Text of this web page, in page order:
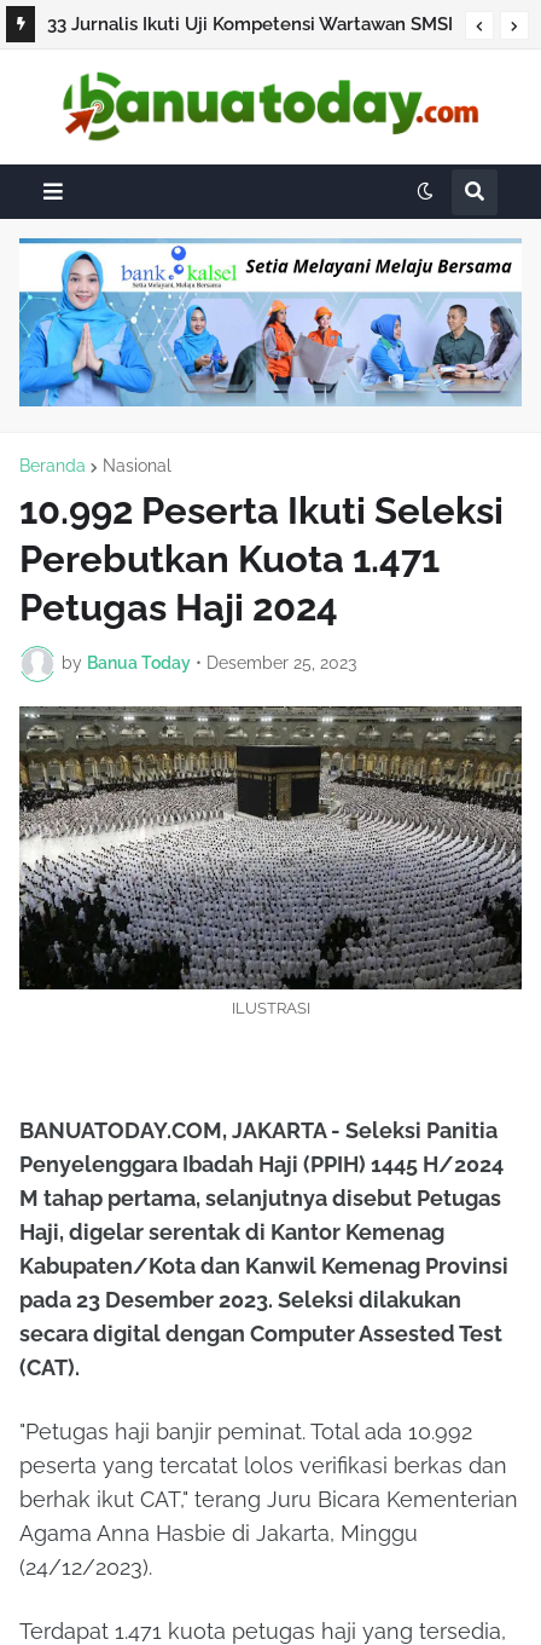
33 Jurnalis Ikuti Uji Kompetensi Wartawan SMSI
Beranda Nasional
10.992 Peserta Ikuti Seleksi
Perebutkan Kuota 1.471
Petugas Haji 2024
by Banua Today • Desember 25, 2023
ILUSTRASI
BANUATODAY.COM, JAKARTA - Seleksi Panitia
Penyelenggara Ibadah Haji (PPIH) 1445 H/2024
M tahap pertama, selanjutnya disebut Petugas
Haji, digelar serentak di Kantor Kemenag
Kabupaten/Kota dan Kanwil Kemenag Provinsi
pada 23 Desember 2023. Seleksi dilakukan
secara digital dengan Computer Assested Test
(CAT).
"Petugas haji banjir peminat. Total ada 10.992
peserta yang tercatat lolos verifikasi berkas dan
berhak ikut CAT," terang Juru Bicara Kementerian
Agama Anna Hasbie di Jakarta, Minggu
(24/12/2023).
Terdapat 1.471 kuota petugas haji yang tersedia,